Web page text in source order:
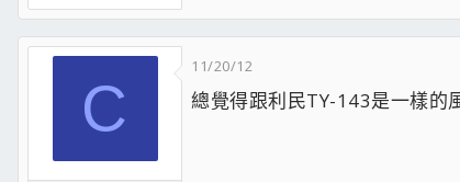
處理器 : Intel Core I7-2600K OC 4.5G
散熱器 : Cryorig R1 Ultimate
C
11/20/12
總覺得跟利民TY-143是一樣的